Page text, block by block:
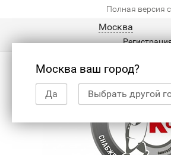
Полная версия
Москва
Москва ваш город?
Да Выбрать другой